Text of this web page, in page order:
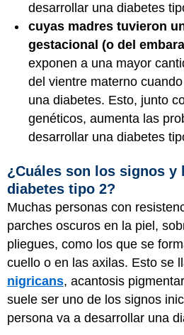
desarrollar una diabetes
cuyas madres tuvieron
gestacional (o del
exponen a una mayor
del vientre materno
una diabetes. Esto, junto
genéticos, aumenta las
desarrollar una diabetes
¿Cuáles son los signos y
diabetes tipo 2?
Muchas personas con
parches oscuros en la piel,
pliegues, como los que se
cuello o en las axilas. Esto se
nigricans, acantosis
suele ser uno de los signos
persona va a desarrollar una